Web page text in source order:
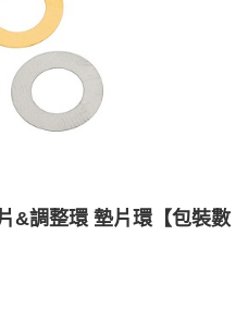
&調整環 墊片環【包裝數